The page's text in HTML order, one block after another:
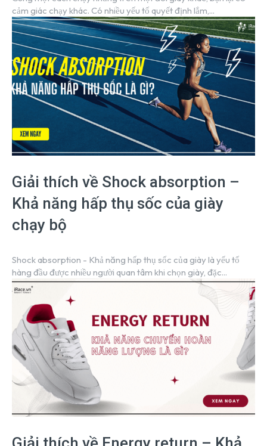
cảm giác chạy khác. Có nhiều yếu tố quyết định lắm,...
Giải thích về Shock absorption –
Khả năng hấp thụ sốc của giày
chạy bộ
Shock absorption - Khả năng hấp thụ sốc của giày là yếu tố
hàng đầu được nhiều người quan tâm khi chọn giày, đặc...